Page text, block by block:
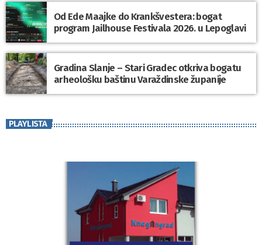
Od Ede Maajke do Krankšvestera: bogat
program Jailhouse Festivala 2026. u Lepoglavi
Gradina Slanje – Stari Gradec otkriva bogatu
arheološku baštinu Varaždinske županije
PLAYLISTA